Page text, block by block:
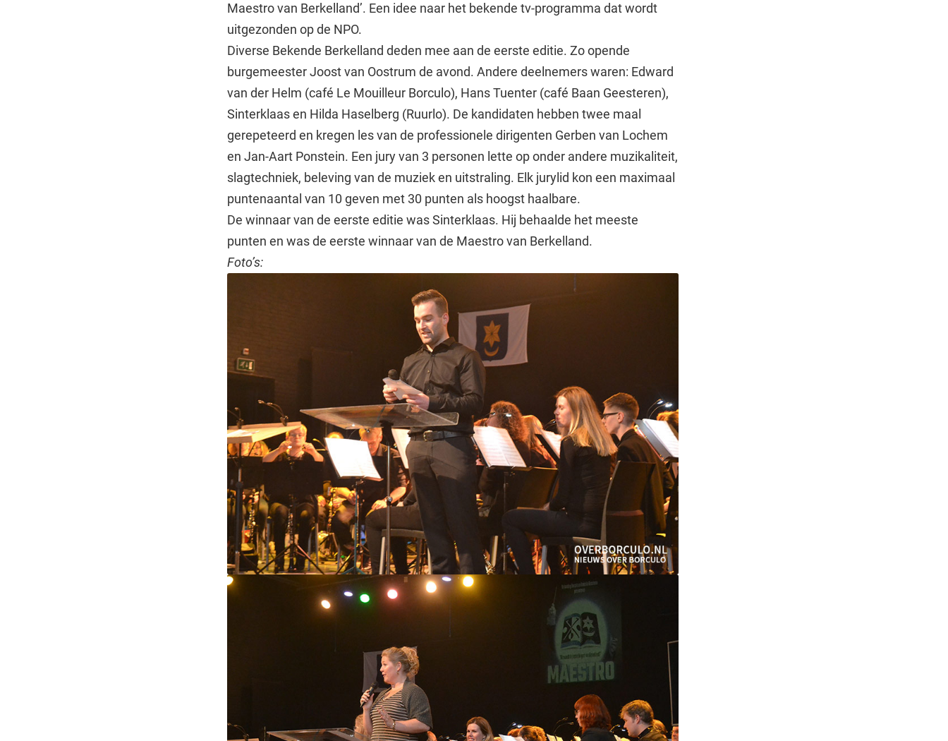
Maestro van Berkelland’. Een idee naar het bekende tv-programma dat wordt
uitgezonden op de NPO.
Diverse Bekende Berkelland deden mee aan de eerste editie. Zo opende
burgemeester Joost van Oostrum de avond. Andere deelnemers waren: Edward
van der Helm (café Le Mouilleur Borculo), Hans Tuenter (café Baan Geesteren),
Sinterklaas en Hilda Haselberg (Ruurlo). De kandidaten hebben twee maal
gerepeteerd en kregen les van de professionele dirigenten Gerben van Lochem
en Jan-Aart Ponstein. Een jury van 3 personen lette op onder andere muzikaliteit,
slagtechniek, beleving van de muziek en uitstraling. Elk jurylid kon een maximaal
puntenaantal van 10 geven met 30 punten als hoogst haalbare.
De winnaar van de eerste editie was Sinterklaas. Hij behaalde het meeste
punten en was de eerste winnaar van de Maestro van Berkelland.
Foto’s: